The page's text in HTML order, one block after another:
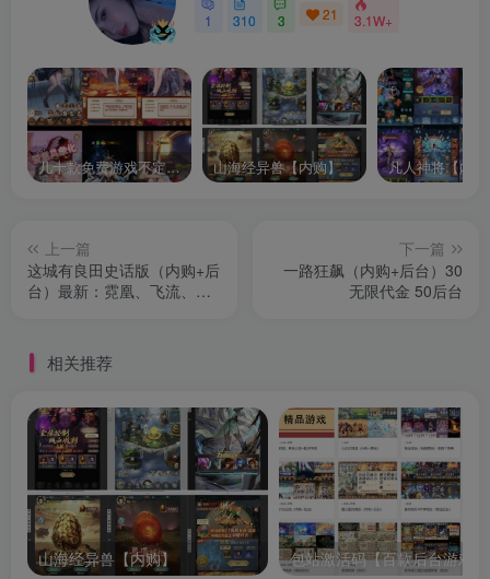
1 310 3 21 3.1W+
几十款免费游戏不定时更新自行测试 山海经异兽【内购】 凡人神将【内
上一篇
这城有良田史话版（内购+后
台）最新：霓凰、飞流、新
下一篇
一路狂飙（内购+后台）30
无限代金 50后台
相关推荐
山海经异兽【内购】 包站激活码【百款后台游戏】